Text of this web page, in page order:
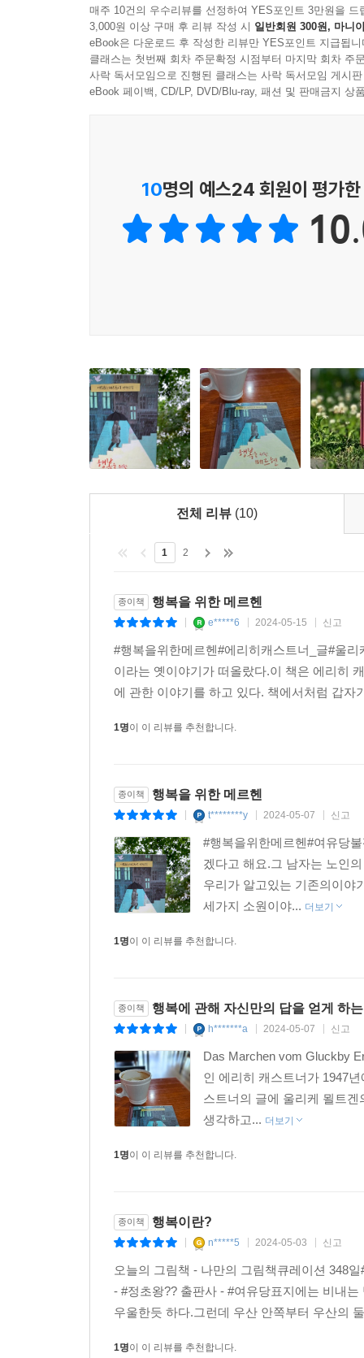
선술집에서 맞은편에 앉아 있던 노인이 대뜸 ‘
저장용 소시지가 아니”라고 일갈한다. 그러곤 40
노인은 젊었을 때 불평불만에 가득 차 신과 세상
들어주겠다고 제안한다. 그리고 “자네의 불평불
옛날이야기가 지금의 이야기에게,
노인이 젊은이에게,
그리고 지금 우리는 첫 번째 화자를 통해, 아니 에
독자 자신의 몫이다. 나는 행복한가, 불행한가. 언
만약 그 소원을 이룬다면 영원히 행복할 수 있을
서로에게 행운과 지혜를 나눠 주는 산타클로스 같
이렇듯 이 짧은 이야기는 행복의 문을 여는 열
독일아동청소년문학 박사 1호이자 아동청소년문
“노인의 이야기에 등장하는 또 다른 노인은 소원
것, 지금 견디고 있는 시간이 행복의 조건은 아닐까
▶ 아동청소년문학평론가 김경연의 추천글
“행복이란 무엇일까?” 엉덩이에 생긴 종기처럼
보인다.
이루어진 소원은 헛된 것으로 판명된다. 그렇다
것, 지금 견디고 있는 시간이 행복의 조건은 아닐까
이렇게 이 짤막한 이야기는 우리의 삶과 꿈, 행복
그림들이 독자 개개인에게 해석의 여지를 더욱 풍
▶ 미디어 추천글
√“진짜 작은 보석!”(Ralph Kruger, Kulturbuchtips.de)
√에리히 캐스트너가 쓴 멋진 작은 책. 언제나 그렇
√여전히 시대를 초월하여 생각하게 만드는 책
√모든 책장에 꼭 필요한 책이자 완벽한 선물
매주 10건의 우수리뷰를 선정하여 YES포인트 3만원을 드
3,000원 이상 구매 후 리뷰 작성 시 일반회원 300원, 마니
eBook은 다운로드 후 작성한 리뷰만 YES포인트 지급됩니
클래스는 첫번째 회차 주문확정 시점부터 마지막 회차 주
사락 독서모임으로 진행된 클래스는 사락 독서모임 게시
eBook 페이백, CD/LP, DVD/Blu-ray, 패션 및 판매금지 상
10명의 예스24 회원이 평가
전체 리뷰 (10)
1 2
종이책 행복을 위한 메르헨
e*****6 2024-05-15 신고
#행복을위한메르헨#에리히캐스트너_글#울
이라는 옛이야기가 떠올랐다.이 책은 에리히
에 관한 이야기를 하고 있다. 책에서처럼 갑
1명이 이 리뷰를 추천합니다.
종이책 행복을 위한 메르헨
t********y 2024-05-07 신고
#행복을위한메르헨#여유당
겠다고 해요.그 남자는 노인
우리가 알고있는 기존의이야
세가지 소원이야... 더보기
1명이 이 리뷰를 추천합니다.
종이책 행복에 관해 자신만의 답을 얻게 하
h*******a 2024-05-07 신고
Das Marchen vom Gluckby
인 에리히 캐스트너가 1947
스트너의 글에 울리케 묄트
생각하고... 더보기
1명이 이 리뷰를 추천합니다.
종이책 행복이란?
n*****5 2024-05-03 신고
오늘의 그림책 - 나만의 그림책큐레이션 348
- #정초왕?? 출판사 - #여유당표지에는 비내
우울한듯 하다.그런데 우산 안쪽부터 우산의
1명이 이 리뷰를 추천합니다.